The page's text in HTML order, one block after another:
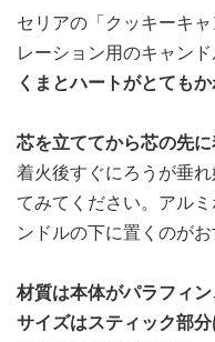
セリアの「クッキーキ
レーション用のキャンド
くまとハートがとても
芯を立ててから芯の先に
着火後すぐにろうが垂
てみてください。アル
ンドルの下に置くのがお
材質は本体がパラフィ
サイズはスティック部